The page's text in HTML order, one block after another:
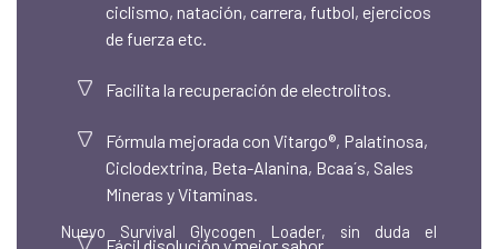
ciclismo, natación, carrera, futbol, ejercicos
de fuerza etc.
Facilita la recuperación de electrolitos.
Fórmula mejorada con Vitargo®, Palatinosa,
Ciclodextrina, Beta-Alanina, Bcaa´s, Sales
Mineras y Vitaminas.
Nuevo Survival Glycogen Loader, sin duda el